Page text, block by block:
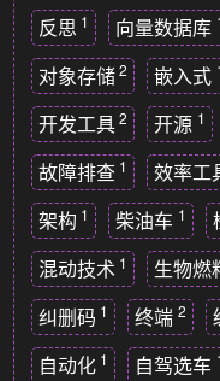
反思 1 向量数据库
对象存储 2 嵌入式
开发工具 2 开源 1
故障排查 1 效率工
架构 1 柴油车 1
混动技术 1 生物燃
纠删码 1 终端 2
自动化 1 自驾选车